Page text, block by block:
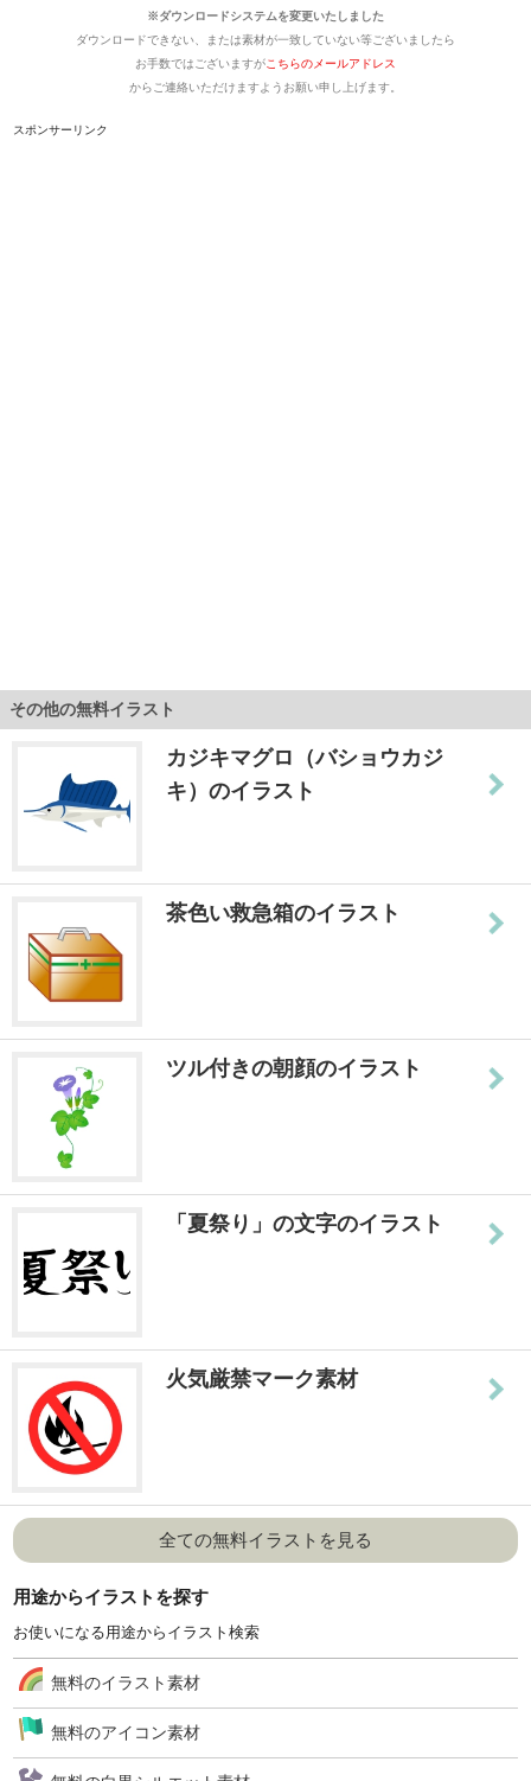
※ダウンロードシステムを変更いたしました
ダウンロードできない、または素材が一致していない等ございましたら
お手数ではございますがこちらのメールアドレス
からご連絡いただけますようお願い申し上げます。
スポンサーリンク
その他の無料イラスト
カジキマグロ（バショウカジ
キ）のイラスト
茶色い救急箱のイラスト
ツル付きの朝顔のイラスト
「夏祭り」の文字のイラスト
火気厳禁マーク素材
全ての無料イラストを見る
用途からイラストを探す
お使いになる用途からイラスト検索
無料のイラスト素材
無料のアイコン素材